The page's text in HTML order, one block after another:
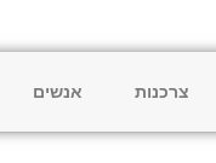
צרכנות אנשים